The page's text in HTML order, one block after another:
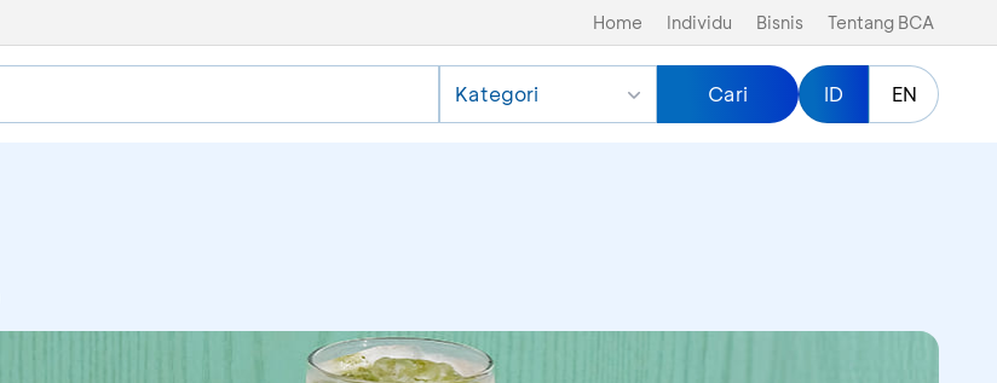
Home Individu Bisnis Tentang BCA
Kategori Cari ID EN